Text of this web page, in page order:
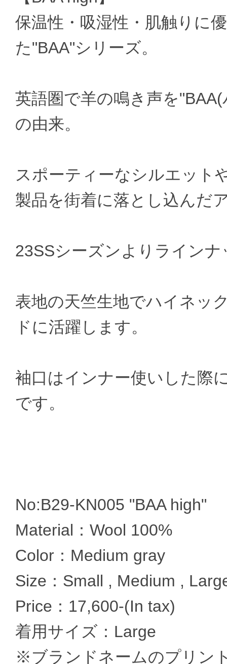
保温性・吸湿性・肌触りに
た"BAA"シリーズ。
英語圏で羊の鳴き声を
の由来。
スポーティーなシルエット
製品を街着に落とし込んだ
23SSシーズンよりライン
表地の天竺生地でハイネッ
ドに活躍します。
袖口はインナー使いした際
です。
No:B29-KN005 "BAA high"
Material：Wool 100%
Color：Medium gray
Size：Small , Medium ,
Price：17,600-(In tax)
着用サイズ：Large
※ブランドネームのプリン